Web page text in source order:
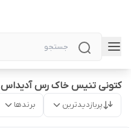
کتونی تنیس خاک رس آدیداس
پربازدیدترین برندها